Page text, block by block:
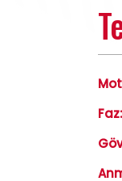
Faz: